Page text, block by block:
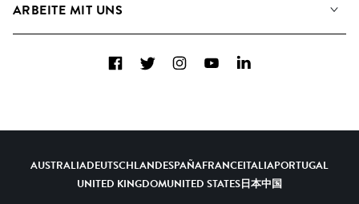
Kontakt
ARBEITE MIT UNS
A&R - Demo-Einsendungen
FacebookTwitterInstagramYouTubeLinkedIn
AUSTRALIADEUTSCHLANDESPAÑAFRANCEITALIAPORTUGAL
UNITED KINGDOMUNITED STATES日本中国